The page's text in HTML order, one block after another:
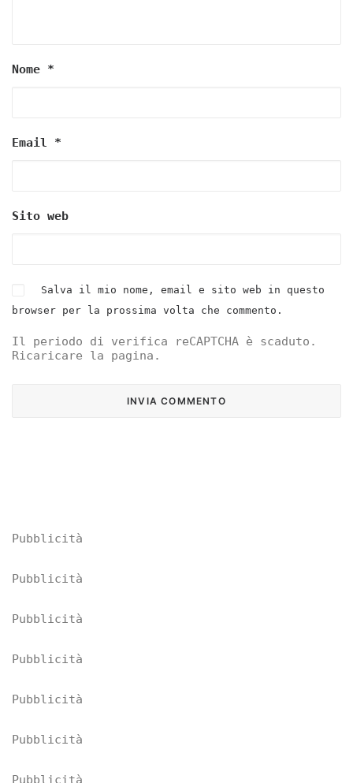
Nome *
Email *
Sito web
Salva il mio nome, email e sito web in questo
browser per la prossima volta che commento.
Il periodo di verifica reCAPTCHA è scaduto.
Ricaricare la pagina.
Pubblicità
Pubblicità
Pubblicità
Pubblicità
Pubblicità
Pubblicità
Pubblicità